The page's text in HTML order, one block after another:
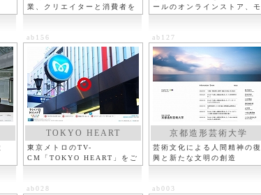
業、クリエイターと消費者を
つなぐ
ールのオンラインストア、モ
ッケ
ab156
TOKYO HEART
東京メトロのTV-
CM「TOKYO HEART」をご
紹介
ab127
京都造形芸術大学
芸術文化による人間精神の復
興と新たな文明の創造
ab028 ab003